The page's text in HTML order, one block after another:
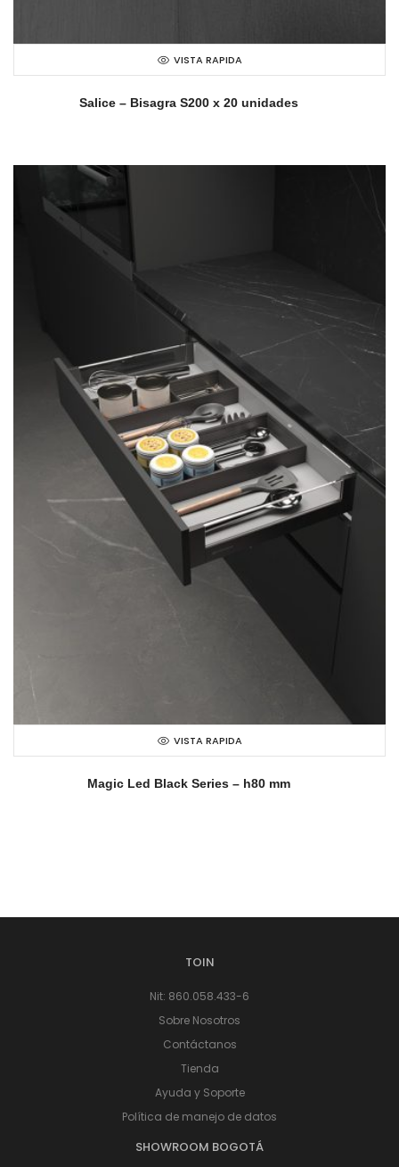
VISTA RAPIDA
Salice – Bisagra S200 x 20 unidades
VISTA RAPIDA
Magic Led Black Series – h80 mm
TOIN
Nit: 860.058.433-6
Sobre Nosotros
Contáctanos
Tienda
Ayuda y Soporte
Política de manejo de datos
SHOWROOM BOGOTÁ